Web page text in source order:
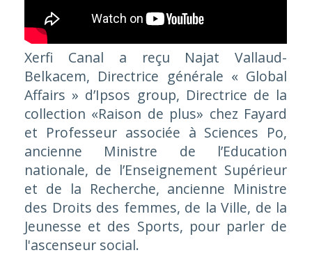
Xerfi Canal a reçu Najat Vallaud-
Belkacem, Directrice générale « Global
Affairs » d’Ipsos group, Directrice de la
collection «Raison de plus» chez Fayard
et Professeur associée à Sciences Po,
ancienne Ministre de l’Education
nationale, de l’Enseignement Supérieur
et de la Recherche, ancienne Ministre
des Droits des femmes, de la Ville, de la
Jeunesse et des Sports, pour parler de
l'ascenseur social.